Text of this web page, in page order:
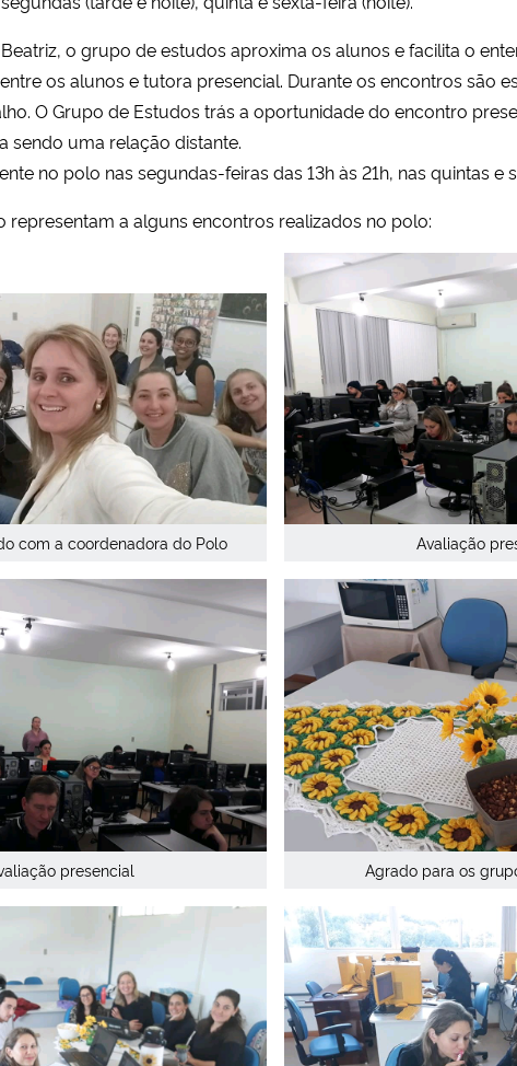
o grupo de estudos aproxima os alunos e facilita o
os alunos e tutora presencial. Durante os encontros são
O Grupo de Estudos trás a oportunidade do encontro
sendo uma relação distante.
no polo nas segundas-feiras das 13h às 21h, nas quintas e
representam a alguns encontros realizados no polo:
com a coordenadora do Polo Avaliação
presencial Agrado para os